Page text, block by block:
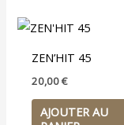
ZEN’HIT 45
20,00€
AJOUTER AU